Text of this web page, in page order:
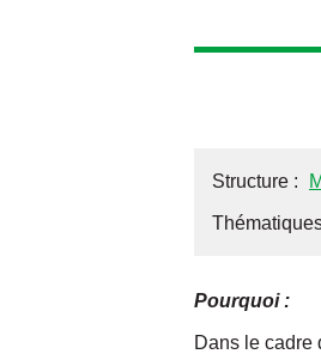
Structure :
Pourquoi :
Dans le cadre